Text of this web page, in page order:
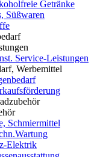
Getränke
Süßwaren
Service-Leistungen
Werbemittel
Schmiermittel
Elektrik